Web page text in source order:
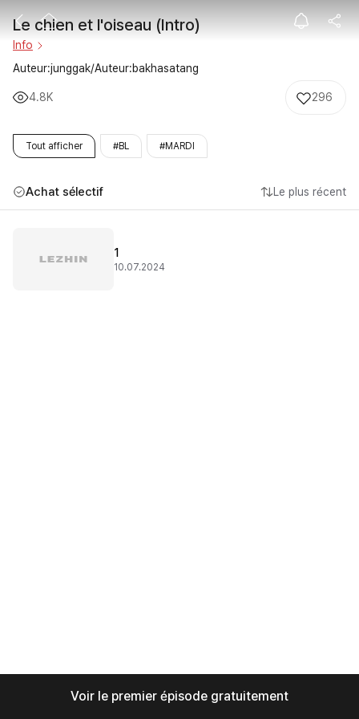
Le chien et
Le chien et l'oiseau (Intro)
Info
Auteur:junggak/Auteur:bakhasatang
4.8K 296
Tout afficher #BL #MARDI
Achat sélectif Le plus récent
1
10.07.2024
Voir le premier épisode gratuitement